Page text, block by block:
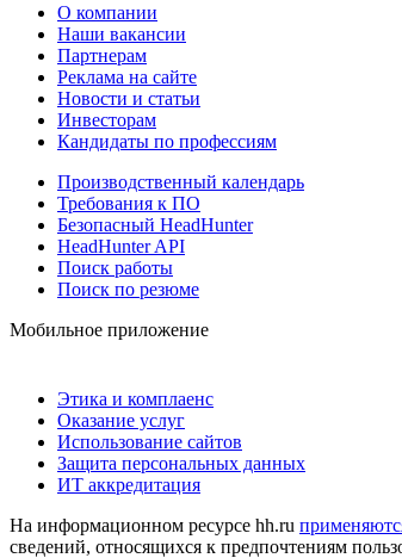
О компании
Наши вакансии
Партнерам
Реклама на сайте
Новости и статьи
Инвесторам
Кандидаты по профессиям
Производственный календарь
Требования к ПО
Безопасный HeadHunter
HeadHunter API
Поиск работы
Поиск по резюме
Мобильное приложение
Этика и комплаенс
Оказание услуг
Использование сайтов
Защита персональных данных
ИТ аккредитация
На информационном ресурсе hh.ru
сведений, относящихся к предпочтениям